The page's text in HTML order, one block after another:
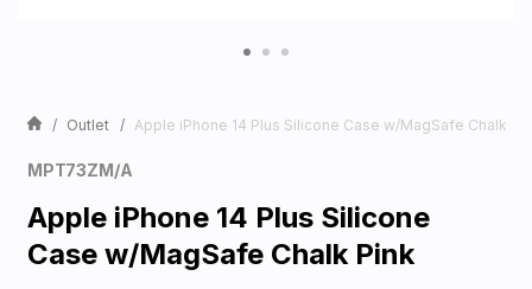
Outlet Apple iPhone 14 Plus Silicone Case w/MagSafe Chalk
MPT73ZM/A
Apple iPhone 14 Plus Silicone
Case w/MagSafe Chalk Pink